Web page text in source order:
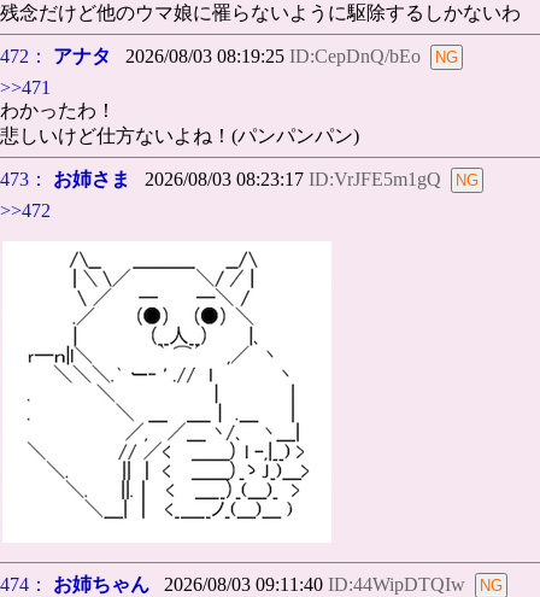
残念だけど他のウマ娘に罹らないように駆除するしかないわ
472： アナタ 2026/08/03 08:19:25 ID:CepDnQ/bEo
>>471
わかったわ！
悲しいけど仕方ないよね！(パンパンパン)
473： お姉さま 2026/08/03 08:23:17 ID:VrJFE5m1gQ
>>472
474： お姉ちゃん 2026/08/03 09:11:40 ID:44WipDTQIw